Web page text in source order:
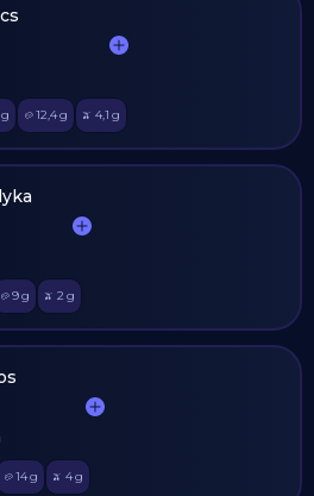
g 🥔 12,4g 🫒 4,1 g
🥔 9g 🫒 2 g
🥔 14g 🫒 4g